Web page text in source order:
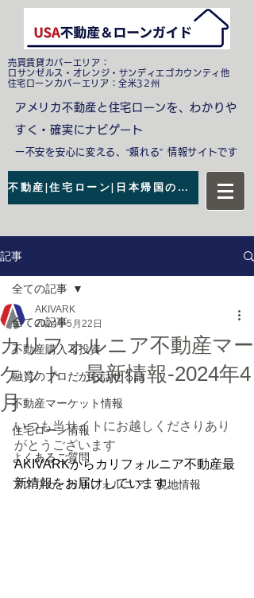
売買賃貸カバーエリア：
ロサンゼルス・オレンジ・サンディエゴカウンティ他
​住宅ローンカバーエリア：全米32州
アメリカ不動産と住宅ローンを、わかりや
すく・確実にナビゲート
ー不安を安心に変える、“頼れる” 情報サイトです
不動産|住宅ローン|日本帰国の無料相談
記事
全ての記事
不動産購入＆投資
融資のプロだから話せる話
不動産マーケット情報
住宅ローン情報
よくあるご質問
アメリカ・カリフォルニア 現地情報
全ての記事
カリフォルニア不動産マー
ケット 最新情報-2024年4
月
AKIVARK
2024年5月22日
いつも当サイトにお越しくださりあり
がとうございます
AKIVARKからカリフォルニア不動産最
新情報をお届けしています。